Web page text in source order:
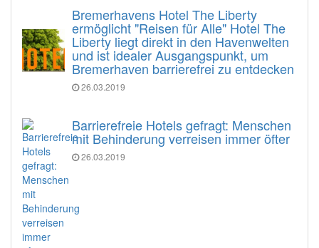
Bremerhavens Hotel The Liberty
ermöglicht "Reisen für Alle" Hotel The
Liberty liegt direkt in den Havenwelten
und ist idealer Ausgangspunkt, um
Bremerhaven barrierefrei zu entdecken
26.03.2019
Barrierefreie Hotels gefragt: Menschen
mit Behinderung verreisen immer öfter
26.03.2019